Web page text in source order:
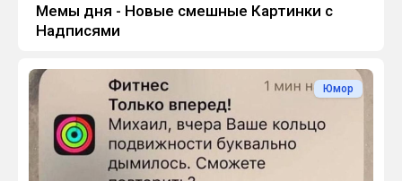
Мемы дня - Новые смешные Картинки с
Надписями
Юмор